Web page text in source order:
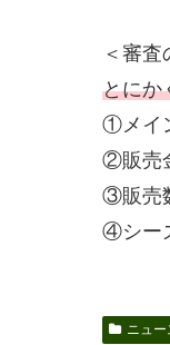
＜審査
とにか
①メイ
②販売
③販売
④シー
ニュー